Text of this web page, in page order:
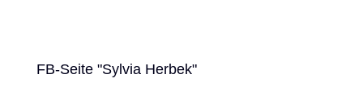
FB-Seite "Sylvia Herbek"